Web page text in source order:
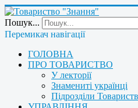
Пошук...
Перемикач навігації
ГОЛОВНА
ПРО ТОВАРИСТВО
У лекторії
Знамениті українці
Підрозділи